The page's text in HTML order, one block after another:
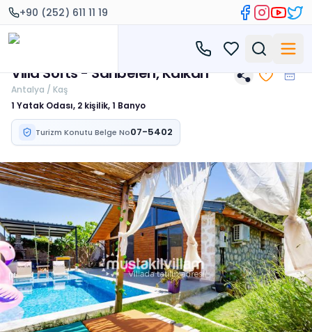
+90 (252) 611 11 19
Villa Softs - Sarıbelen, Kalkan
Antalya / Kaş
1 Yatak Odası, 2 kişilik, 1 Banyo
Turizm Konutu Belge No07-5402